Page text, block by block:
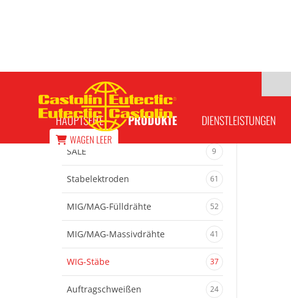
HAUPTSEITE PRODUKTE DIENSTLEISTUNGEN
WAGEN LEER
CastoWig 45503 WS Schweißgut Ø 2,0mm
SALE 9
Stabelektroden 61
MIG/MAG-Fülldrähte 52
MIG/MAG-Massivdrähte 41
WIG-Stäbe 37
Auftragschweißen 24